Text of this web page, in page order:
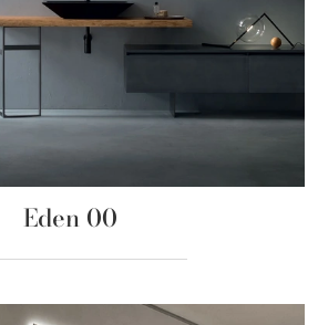
Eden 00